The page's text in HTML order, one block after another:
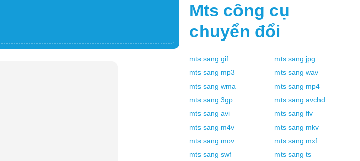
Mts công cụ
chuyển đổi
mts sang gif mts sang jpg
mts sang mp3 mts sang wav
mts sang wma mts sang mp4
mts sang 3gp mts sang avchd
mts sang avi mts sang flv
mts sang m4v mts sang mkv
mts sang mov mts sang mxf
mts sang swf mts sang ts